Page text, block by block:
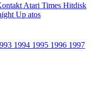
Atari Times Hitdisk
Up atos
1994 1995 1996 1997